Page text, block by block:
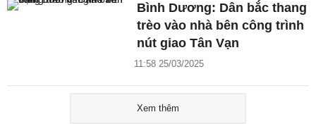
Bình Dương: Dân bắc thang
trèo vào nhà bên công trình
nút giao Tân Vạn
11:58 25/03/2025
Xem thêm